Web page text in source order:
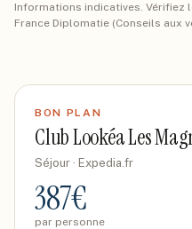
Informations indicatives.
France Diplomatie (Conseils aux
BON PLAN
Club Lookéa Les
Séjour · Expedia.fr
387€
par personne